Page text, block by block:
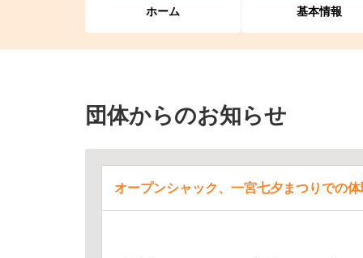
ホーム 基本情報
団体からのお知らせ
オープンシャック、一宮七夕まつりでの